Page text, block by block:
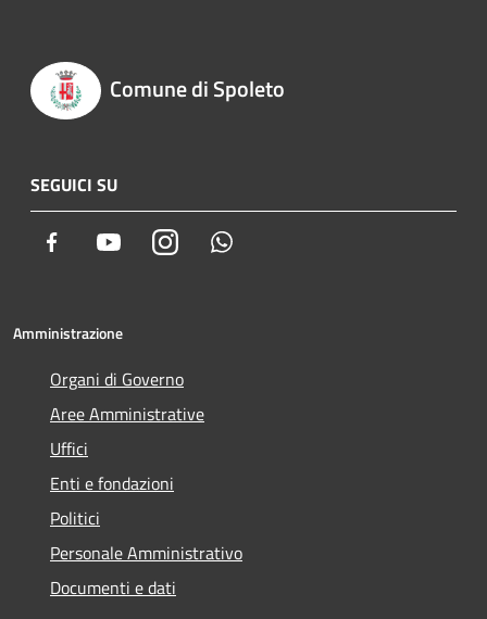
Comune di Spoleto
SEGUICI SU
Facebook YoutubeInstagram
Amministrazione
Organi di Governo
Aree Amministrative
Uffici
Enti e fondazioni
Politici
Personale Amministrativo
Documenti e dati